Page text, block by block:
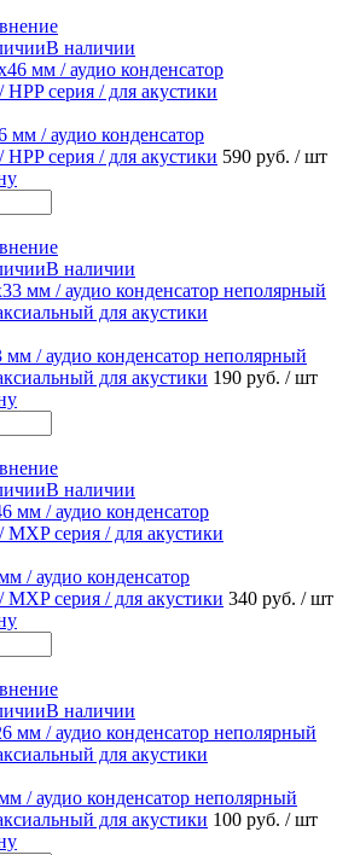
В наличии
мм / аудио конденсатор
серия / для акустики 590 руб. / шт
В наличии
/ аудио конденсатор неполярный
для акустики 190 руб. / шт
В наличии
/ аудио конденсатор
серия / для акустики 340 руб. / шт
В наличии
/ аудио конденсатор неполярный
для акустики 100 руб. / шт